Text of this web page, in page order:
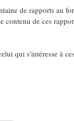
de rapports au
contenu de ces
qui s'intéresse à